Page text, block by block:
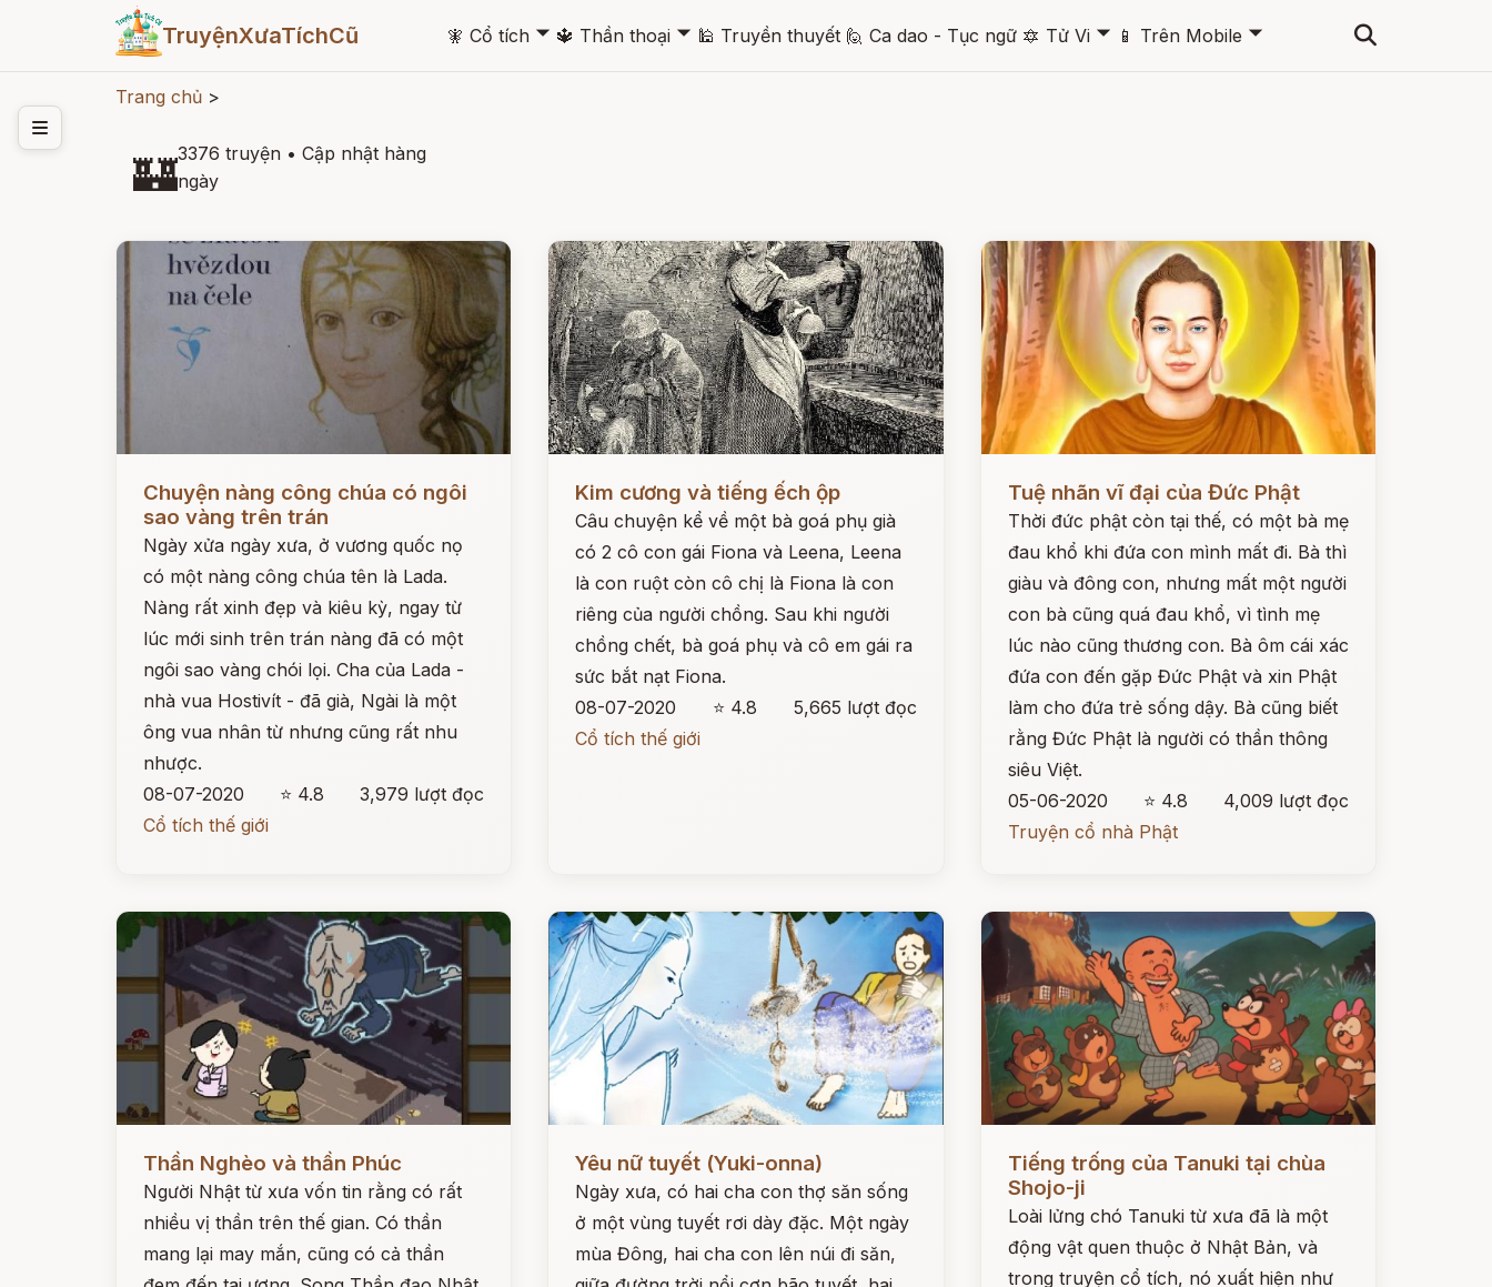
TruyệnXưaTíchCũ 🧚 Cổ tích 🞃 🔱 Thần thoại 🞃 🕌 Truyền thuyết 🙋 Ca dao - Tục ngữ 🔯 Tử Vi 🞃 📱 Trên Mobile 🞃
Trang chủ >
🏰3376 truyện • Cập nhật hàng
ngày
Chuyện nàng công chúa có ngôi
sao vàng trên trán
Ngày xửa ngày xưa, ở vương quốc nọ
có một nàng công chúa tên là Lada.
Nàng rất xinh đẹp và kiêu kỳ, ngay từ
lúc mới sinh trên trán nàng đã có một
ngôi sao vàng chói lọi. Cha của Lada -
nhà vua Hostivít - đã già, Ngài là một
ông vua nhân từ nhưng cũng rất nhu
nhược.
08-07-2020
⭐ 4.8
3,979 lượt đọc
Cổ tích thế giới
Kim cương và tiếng ếch ộp
Câu chuyện kể về một bà goá phụ già
có 2 cô con gái Fiona và Leena, Leena
là con ruột còn cô chị là Fiona là con
riêng của người chồng. Sau khi người
chồng chết, bà goá phụ và cô em gái ra
sức bắt nạt Fiona.
08-07-2020
⭐ 4.8
5,665 lượt đọc
Cổ tích thế giới
Tuệ nhãn vĩ đại của Đức Phật
Thời đức phật còn tại thế, có một bà mẹ
đau khổ khi đứa con mình mất đi. Bà thì
giàu và đông con, nhưng mất một người
con bà cũng quá đau khổ, vì tình mẹ
lúc nào cũng thương con. Bà ôm cái xác
đứa con đến gặp Đức Phật và xin Phật
làm cho đứa trẻ sống dậy. Bà cũng biết
rằng Đức Phật là người có thần thông
siêu Việt.
05-06-2020
⭐ 4.8
4,009 lượt đọc
Truyện cổ nhà Phật
Đọc ngay
Thần Nghèo và thần Phúc
Người Nhật từ xưa vốn tin rằng có rất
nhiều vị thần trên thế gian. Có thần
mang lại may mắn, cũng có cả thần
Yêu nữ tuyết (Yuki-onna)
Ngày xưa, có hai cha con thợ săn sống
ở một vùng tuyết rơi dày đặc. Một ngày
mùa Đông, hai cha con lên núi đi săn,
Đọc ngay
Tiếng trống của Tanuki tại chùa
Shojo-ji
Loài lửng chó Tanuki từ xưa đã là một
động vật quen thuộc ở Nhật Bản, và
trong truyện cổ tích, nó xuất hiện như